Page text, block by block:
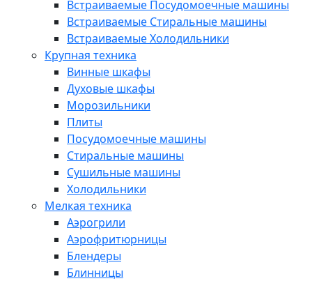
Встраиваемые Посудомоечные машины
Встраиваемые Стиральные машины
Встраиваемые Холодильники
Крупная техника
Винные шкафы
Духовые шкафы
Морозильники
Плиты
Посудомоечные машины
Стиральные машины
Сушильные машины
Холодильники
Мелкая техника
Аэрогрили
Аэрофритюрницы
Блендеры
Блинницы